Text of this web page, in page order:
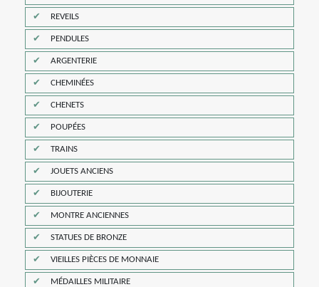
REVEILS
PENDULES
ARGENTERIE
CHEMINÉES
CHENETS
POUPÉES
TRAINS
JOUETS ANCIENS
BIJOUTERIE
MONTRE ANCIENNES
STATUES DE BRONZE
VIEILLES PIÈCES DE MONNAIE
MÉDAILLES MILITAIRE